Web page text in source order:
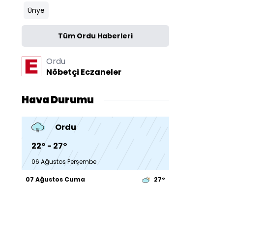
Ünye
Tüm Ordu Haberleri
Ordu
Nöbetçi Eczaneler
Hava Durumu
Ordu
22° - 27°
06 Ağustos Perşembe
07 Ağustos Cuma 27°